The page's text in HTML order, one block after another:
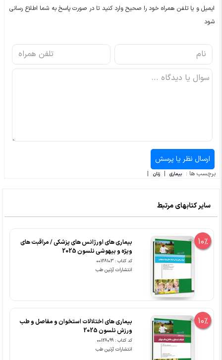
ایمیل و یا تلفن همراه خود را صحیح وارد کنید تا در صورت پاسخ به شما اطلاع رسانی
شود
برچسب ها : بیماری | زنان |
سایر کتابهای مرتبط
10%
بیماری های اورژانس های پزشکی / مراقبت های
ویژه و بیهوشی نلسون 2025
کد کتاب : 00128103
انتشارات آرتین طب
10%
بیماری های اختلالات استخوان و مفاصل و طب
ورزش نلسون 2025
کد کتاب : 00128099
انتشارات آرتین طب